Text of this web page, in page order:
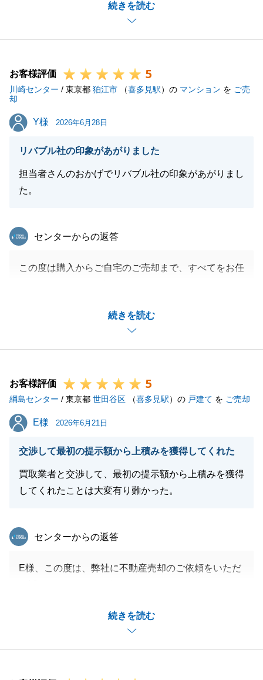
続きを読む
役に立てましたことを大変嬉しく思っております。
H様のご協力のもと、二人三脚で販売活動を進めるこ
とができたからこそ、今回の早期成約に繋がりまし
心より感謝申し上げます。
今後も不動産に関してお困りのことやご不明な点がご
今後とも東急リバブルをご愛顧賜りますよう、よろし
お客様評価 5
川崎センター / 東京都 狛江市 （喜多見駅）の マンション を ご売
却
Y様
Y様 2026年6月28日
リバブル社の印象があがりました
担当者さんのおかげでリバブル社の印象があがりまし
た。
続きを読む
東急リバブル
センターからの返答
この度は購入からご自宅のご売却まで、すべてをお任
があったからこそでございます。
お取引は全て完了しましたが、今後とも末永いお付き
お客様評価 5
綱島センター / 東京都 世田谷区 （喜多見駅）の 戸建て を ご売却
E様
E様 2026年6月21日
交渉して最初の提示額から上積みを獲得してくれた
買取業者と交渉して、最初の提示額から上積みを獲得
してくれたことは大変有り難かった。
続きを読む
東急リバブル
センターからの返答
E様、この度は、弊社に不動産売却のご依頼をいただ
でしたが、ご満足のいただけるお取引に
なり、私自身も非常に嬉しく思っております。
お取引は完了しましたが、これからも末永いお付き合